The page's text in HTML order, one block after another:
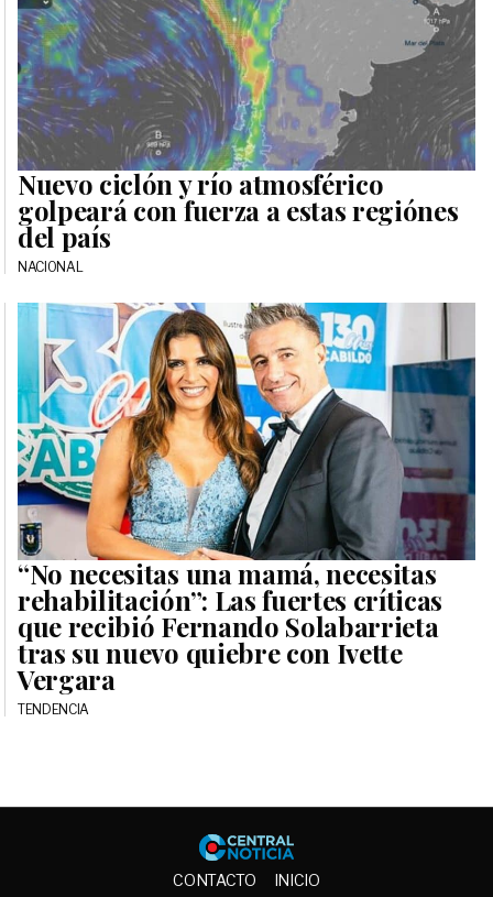
Nuevo ciclón y río atmosférico
golpeará con fuerza a estas regiónes
del país
NACIONAL
“No necesitas una mamá, necesitas
rehabilitación”: Las fuertes críticas
que recibió Fernando Solabarrieta
tras su nuevo quiebre con Ivette
Vergara
TENDENCIA
Central
CONTACTO INICIO